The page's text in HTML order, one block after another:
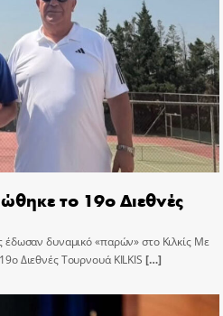
το 19ο Διεθνές
έδωσαν δυναμικό «παρών» στο Κιλκίς Με
Διεθνές Τουρνουά KILKIS […]